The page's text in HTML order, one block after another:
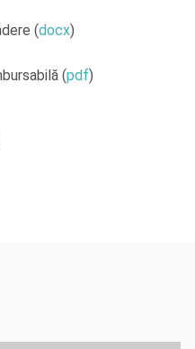
(docx)
(pdf)